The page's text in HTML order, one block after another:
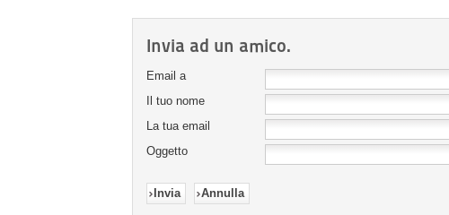
Invia ad un amico.
Email a
Il tuo nome
La tua email
Oggetto
Invia Annulla